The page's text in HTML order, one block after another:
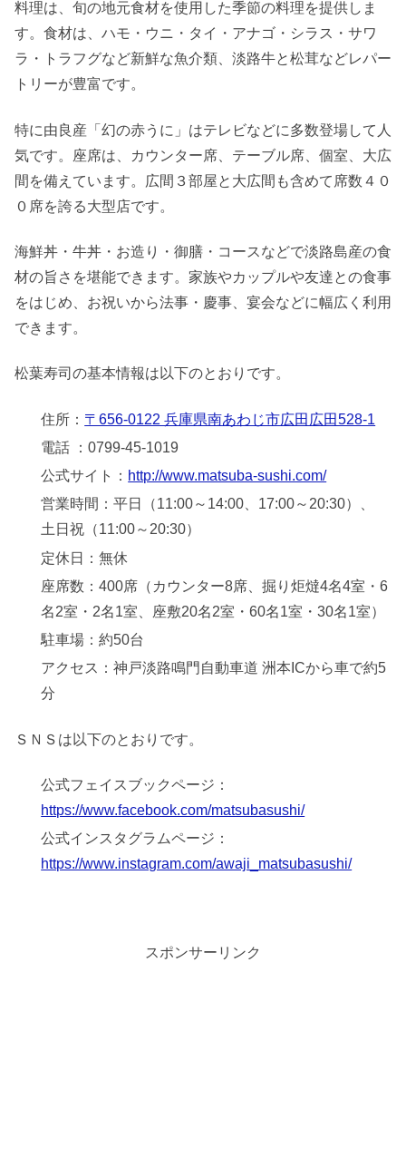
料理は、旬の地元食材を使用した季節の料理を提供しま
す。食材は、ハモ・ウニ・タイ・アナゴ・シラス・サワ
ラ・トラフグなど新鮮な魚介類、淡路牛と松茸などレパー
トリーが豊富です。
特に由良産「幻の赤うに」はテレビなどに多数登場して人
気です。座席は、カウンター席、テーブル席、個室、大広
間を備えています。広間３部屋と大広間も含めて席数４０
０席を誇る大型店です。
海鮮丼・牛丼・お造り・御膳・コースなどで淡路島産の食
材の旨さを堪能できます。家族やカップルや友達との食事
をはじめ、お祝いから法事・慶事、宴会などに幅広く利用
できます。
松葉寿司の基本情報は以下のとおりです。
住所： 〒656-0122 兵庫県南あわじ市広田広田528-1
電話 ：0799-45-1019
公式サイト： http://www.matsuba-sushi.com/
営業時間：平日（11:00～14:00、17:00～20:30）、
土日祝（11:00～20:30）
定休日：無休
座席数：400席（カウンター8席、掘り炬燵4名4室・6
名2室・2名1室、座敷20名2室・60名1室・30名1室）
駐車場：約50台
アクセス：神戸淡路鳴門自動車道 洲本ICから車で約5
分
ＳＮＳは以下のとおりです。
公式フェイスブックページ：
https://www.facebook.com/matsubasushi/
公式インスタグラムページ：
https://www.instagram.com/awaji_matsubasushi/
スポンサーリンク